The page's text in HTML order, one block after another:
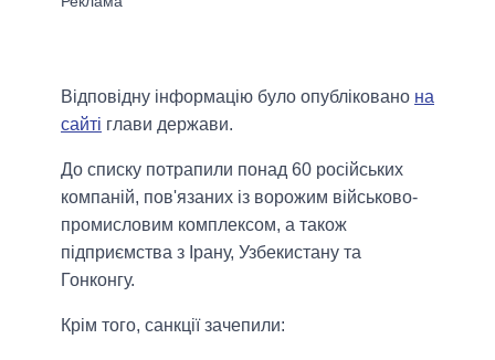
Відповідну інформацію було опубліковано на
сайті глави держави.
До списку потрапили понад 60 російських
компаній, пов'язаних із ворожим військово-
промисловим комплексом, а також
підприємства з Ірану, Узбекистану та
Гонконгу.
Крім того, санкції зачепили: